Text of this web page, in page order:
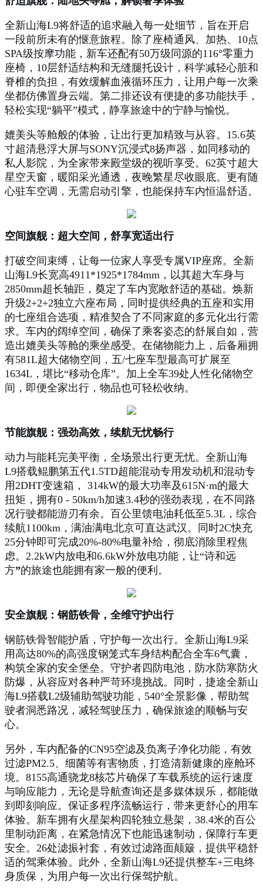
全新山海L9将舒适的追求融入每一处细节，旨在开启
一段前所未有的惬意旅程。除了座椅通风、加热、10点
SPA级按摩功能，新车还配有50万级同源的116°零重力
座椅，10层舒适结构和无缝腿托设计，科学减轻心脏和
脊椎的负担，有效缓解血液循环压力，让用户每一次乘
坐都仿佛置身云端。第二排还设有便捷的多功能扶手，
轻松实现“躺平”模式，静享旅途中的宁静与愉悦。
媲美头等舱般的体验，让出行更加精致与从容。15.6英
寸超清悬浮大屏与SONY沉浸式8扬声器，如同移动的
私人影院，为全家带来殿堂级的视听享受。62英寸超大
星空天窗，暖阳采光通透，夜晚繁星尽收眼底。更有随
心驻车空调，无需启动引擎，也能保持车内恒温舒适。
空间旗舰：超大空间，舒享宽适出行
打破空间束缚，让每一位家人享受专属VIP座席。全新
山海L9长宽高4911*1925*1784mm，以其超大车身与
2850mm超长轴距，奠定了车内宽敞舒适的基础。焕新
升级2+2+2独立六座布局，同时提供经典的五座和实用
的七座组合选项，精准契合了不同家庭的多元化出行需
求。车内的阔绰空间，确保了乘客姿态的舒展自如，营
造出媲美头等舱的乘坐感受。在储物能力上，后备厢拥
有581L超大储物空间，五/七座车型最高可扩展至
1634L，堪比“移动仓库”。加上全车39处人性化储物空
间，即便全家出行，物品也可轻松收纳。
节能旗舰：强劲高效，续航无忧畅行
动力与能耗完美平衡，全场景出行更无忧。全新山海
L9搭载鲲鹏第五代1.5TD超能混动专用发动机和混动专
用2DHT变速箱， 314kW的最大功率及615N·m的最大
扭矩，拥有0 - 50km/h加速3.4秒的强劲表现，在不同路
况行驶都能游刃有余。百公里馈电油耗低至5.3L，综合
续航1100km，满油满电北京可直达武汉。同时2C快充
25分钟即可完成20%-80%电量补给，彻底消除里程焦
虑。2.2kW内放电和6.6kW外放电功能，让“诗和远
方”的旅途也能拥有家一般的便利。
安全旗舰：钢筋铁骨，全维守护出行
钢筋铁骨智能护盾，守护每一次出行。全新山海L9采
用高达80%的高强度钢笼式车身结构配合全车6气囊，
构筑全家的安全堡垒。守护者四防电池，防水防寒防火
防爆，从容应对各种严苛环境挑战。同时，捷途全新山
海L9搭载L2级辅助驾驶功能，540°全景影像，帮助驾
驶者洞悉路况，减轻驾驶压力，确保旅途的顺畅与安
心。
另外，车内配备的CN95空滤及负离子净化功能，有效
过滤PM2.5、细菌等有害物质，打造清新健康的座舱环
境。8155高通骁龙8核芯片确保了车载系统的运行速度
与响应能力，无论是导航查询还是多媒体娱乐，都能做
到即刻响应。保证多程序流畅运行，带来更舒心的用车
体验。新车拥有火星架构四轮独立悬架，38.4米的百公
里制动距离，在紧急情况下也能迅速制动，保障行车更
安全。26处滤振衬套，有效过滤路面颠簸，提供平稳舒
适的驾乘体验。此外，全新山海L9还提供整车+三电终
身质保，为用户每一次出行保驾护航。